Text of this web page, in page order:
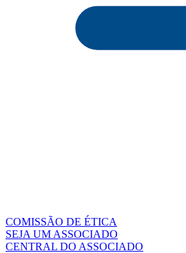
COMISSÃO DE ÉTICA
SEJA UM ASSOCIADO
CENTRAL DO ASSOCIADO